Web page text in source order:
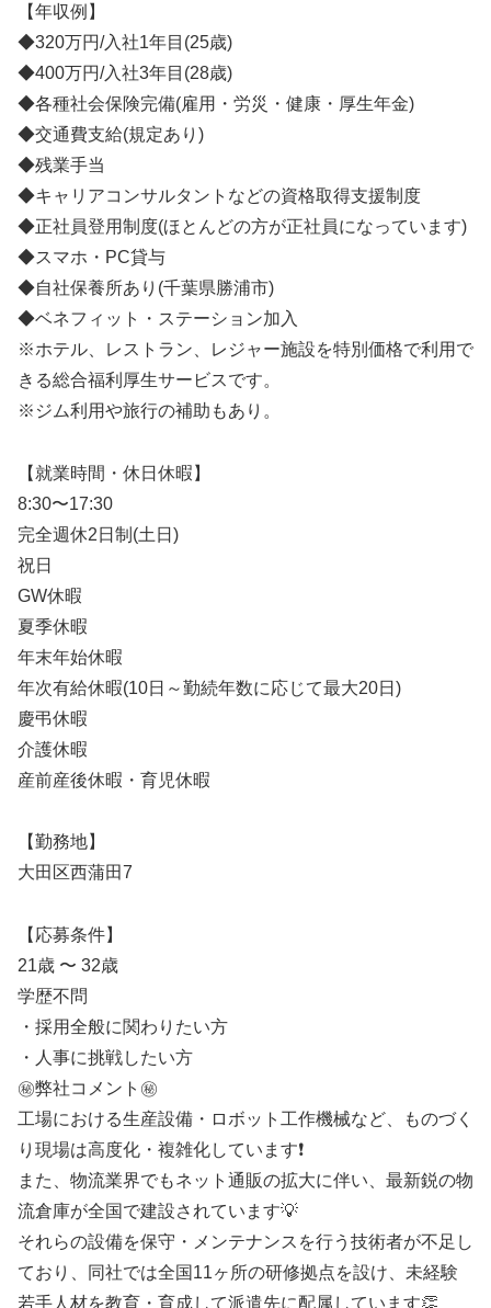
【年収例】
◆320万円/入社1年目(25歳)
◆400万円/入社3年目(28歳)
◆各種社会保険完備(雇用・労災・健康・厚生年金)
◆交通費支給(規定あり)
◆残業手当
◆キャリアコンサルタントなどの資格取得支援制度
◆正社員登用制度(ほとんどの方が正社員になっています)
◆スマホ・PC貸与
◆自社保養所あり(千葉県勝浦市)
◆ベネフィット・ステーション加入
※ホテル、レストラン、レジャー施設を特別価格で利用で
きる総合福利厚生サービスです。
※ジム利用や旅行の補助もあり。
【就業時間・休日休暇】
8:30〜17:30
完全週休2日制(土日)
祝日
GW休暇
夏季休暇
年末年始休暇
年次有給休暇(10日～勤続年数に応じて最大20日)
慶弔休暇
介護休暇
産前産後休暇・育児休暇
【勤務地】
大田区西蒲田7
【応募条件】
21歳 〜 32歳
学歴不問
・採用全般に関わりたい方
・人事に挑戦したい方
㊙️弊社コメント㊙️
工場における生産設備・ロボット工作機械など、ものづく
り現場は高度化・複雑化しています❗️
また、物流業界でもネット通販の拡大に伴い、最新鋭の物
流倉庫が全国で建設されています💡
それらの設備を保守・メンテナンスを行う技術者が不足し
ており、同社では全国11ヶ所の研修拠点を設け、未経験
若手人材を教育・育成して派遣先に配属しています👏